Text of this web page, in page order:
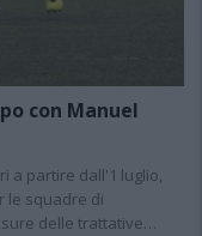
con Manuel
a partire dall'1 luglio,
le squadre di
delle trattative…